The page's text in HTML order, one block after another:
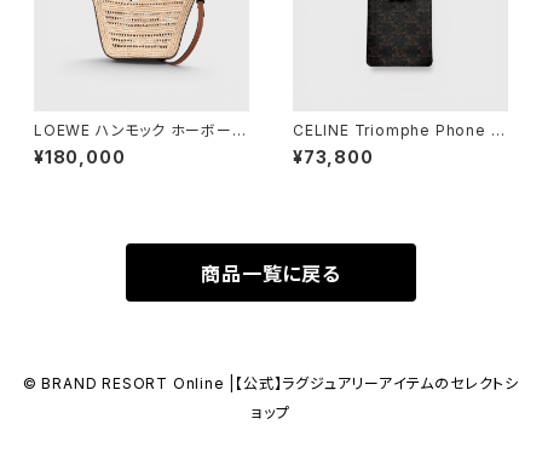
LOEWE ハンモック ホーボーバ
ッグ ミニ ラフィア
¥180,000
CELINE Triomphe Phone P
ouch Triomphe Canvas
¥73,800
商品一覧に戻る
© BRAND RESORT Online |【公式】ラグジュアリーアイテムのセレクトシ
ョップ